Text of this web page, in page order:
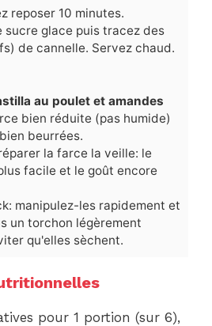
reposer 10 minutes.
sucre glace puis tracez des
de cannelle. Servez chaud.
au poulet et amandes
bien réduite (pas humide)
beurrées.
la farce la veille: le
facile et le goût encore
manipulez-les rapidement et
un torchon légèrement
qu'elles sèchent.
pour 1 portion (sur 6),